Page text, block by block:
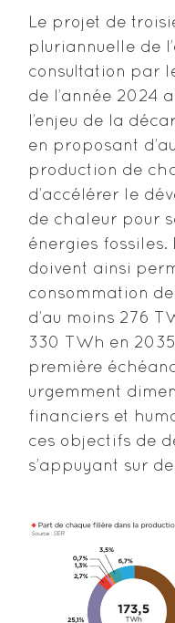
Le projet de
pluriannuelle de
consultation par
de l’année 2024
l’enjeu de la
en proposant
production de
d’accélérer le
de chaleur pour
énergies fossiles.
doivent ainsi
consommation
d’au moins 276
330 TWh en
première
urgemment
financiers et
ces objectifs de
s’appuyant sur